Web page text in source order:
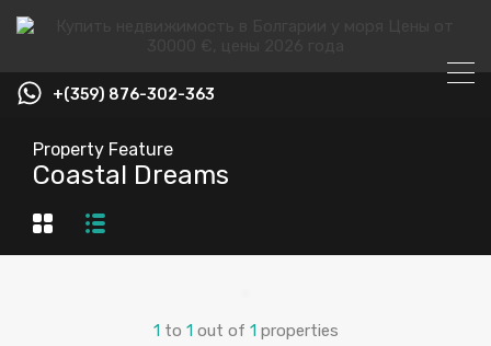
+(359) 876-302-363
Property Feature
Coastal Dreams
1 to 1 out of 1 properties